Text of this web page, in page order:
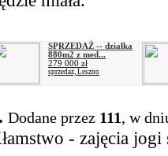
SPRZEDAŻ -- działka
880m2 z med...
279 000 zł
sprzedaż, Leszno
Dodane przez 111, w
- zajęcia